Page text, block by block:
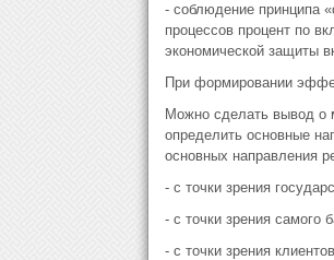
- соблюдение принципа
процессов процент по
экономической защиты
При формировании
Можно сделать вывод о
определить основные
основных направления
- с точки зрения
- с точки зрения самого
- с точки зрения